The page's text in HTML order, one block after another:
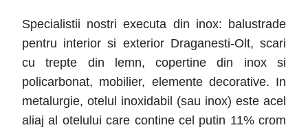
Specialistii nostri executa din inox: balustrade
pentru interior si exterior Draganesti-Olt, scari
cu trepte din lemn, copertine din inox si
policarbonat, mobilier, elemente decorative. In
metalurgie, otelul inoxidabil (sau inox) este acel
aliaj al otelului care contine cel putin 11% crom